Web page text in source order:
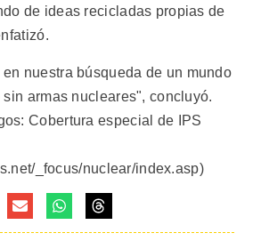
de ideas recicladas propias de
nuestra búsqueda de un mundo
armas nucleares", concluyó.
Cobertura especial de IPS
_focus/nuclear/index.asp)